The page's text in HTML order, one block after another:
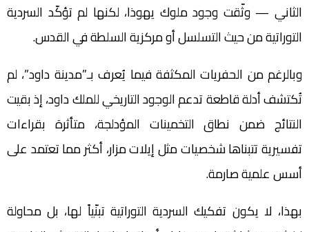
الثاني — وثّقت وجود ملوك يهوذا، لكنها لم تؤكّد السردية
التوراتية من حيث التسلسل أو مركزية السلطة في القدس.
وبالرغم من الحفريات المكثفة فيما يُعرف بـ”مدينة داود”، لم
تُكتشف أدلة قاطعة تدعم الوجود التاريخي للملك داود، إذ بقيت
النتائج ضمن نطاق التخمينات المؤدلجة، متأثرة بقراءات
تفسيرية تتبناها شخصيات مثل إيلات مزار، أكثر مما تعتمد على
أسس علمية صارمة.
بهذا، لا يكون تفكيك السردية التوراتية تبنّياً لها، بل محاولة